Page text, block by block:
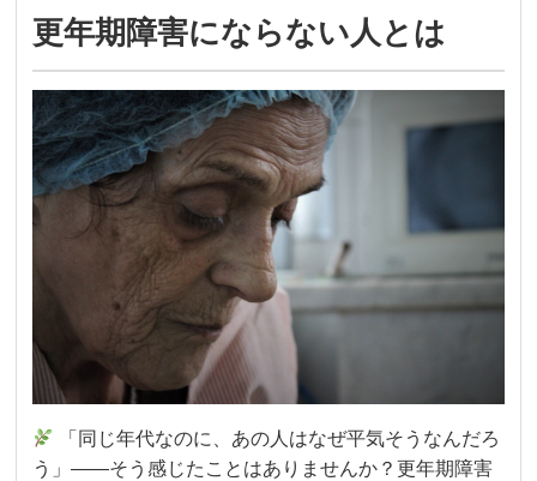
更年期障害にならない人とは
「同じ年代なのに、あの人はなぜ平気そうなんだろ
う」——そう感じたことはありませんか？更年期障害